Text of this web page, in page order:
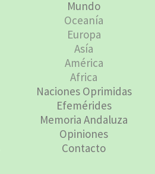
Mundo
Oceanía
Europa
Asía
América
Africa
Naciones Oprimidas
Efemérides
Memoria Andaluza
Opiniones
Contacto